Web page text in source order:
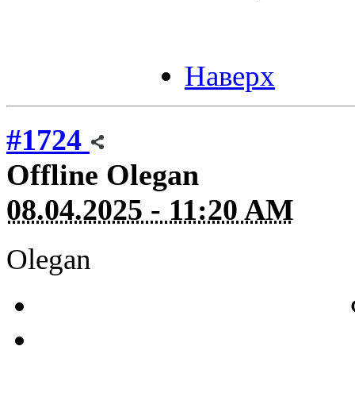
Наверх
#1724
Offline Olegan
08.04.2025 - 11:20 AM
Olegan